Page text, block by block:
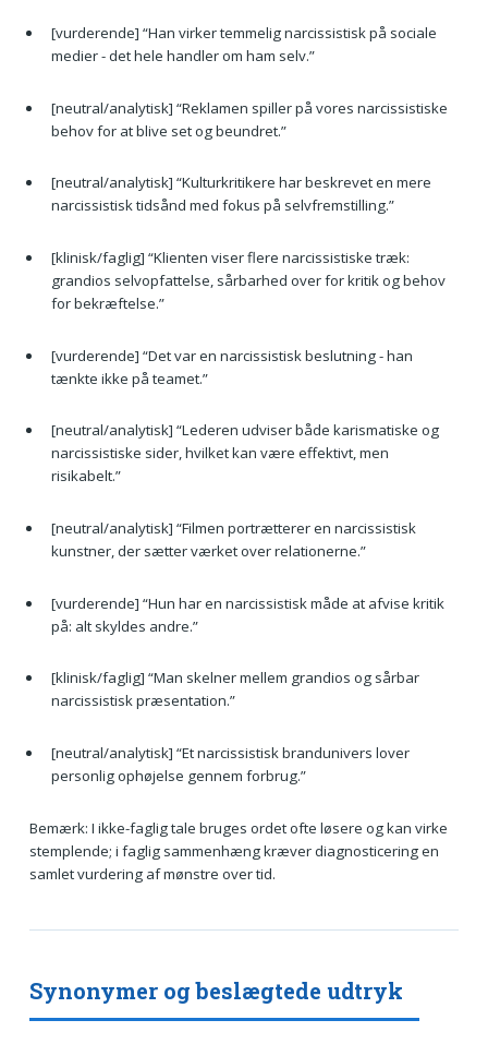
[vurderende] “Han virker temmelig narcissistisk på sociale
medier - det hele handler om ham selv.”
[neutral/analytisk] “Reklamen spiller på vores narcissistiske
behov for at blive set og beundret.”
[neutral/analytisk] “Kulturkritikere har beskrevet en mere
narcissistisk tidsånd med fokus på selvfremstilling.”
[klinisk/faglig] “Klienten viser flere narcissistiske træk:
grandios selvopfattelse, sårbarhed over for kritik og behov
for bekræftelse.”
[vurderende] “Det var en narcissistisk beslutning - han
tænkte ikke på teamet.”
[neutral/analytisk] “Lederen udviser både karismatiske og
narcissistiske sider, hvilket kan være effektivt, men
risikabelt.”
[neutral/analytisk] “Filmen portrætterer en narcissistisk
kunstner, der sætter værket over relationerne.”
[vurderende] “Hun har en narcissistisk måde at afvise kritik
på: alt skyldes andre.”
[klinisk/faglig] “Man skelner mellem grandios og sårbar
narcissistisk præsentation.”
[neutral/analytisk] “Et narcissistisk brandunivers lover
personlig ophøjelse gennem forbrug.”
Bemærk: I ikke-faglig tale bruges ordet ofte løsere og kan virke
stemplende; i faglig sammenhæng kræver diagnosticering en
samlet vurdering af mønstre over tid.
Synonymer og beslægtede udtryk